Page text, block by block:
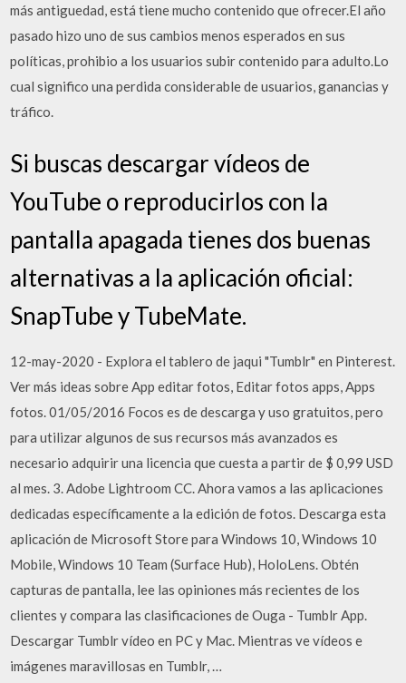
más antiguedad, está tiene mucho contenido que ofrecer.El año
pasado hizo uno de sus cambios menos esperados en sus
políticas, prohibio a los usuarios subir contenido para adulto.Lo
cual significo una perdida considerable de usuarios, ganancias y
tráfico.
Si buscas descargar vídeos de
YouTube o reproducirlos con la
pantalla apagada tienes dos buenas
alternativas a la aplicación oficial:
SnapTube y TubeMate.
12-may-2020 - Explora el tablero de jaqui "Tumblr" en Pinterest.
Ver más ideas sobre App editar fotos, Editar fotos apps, Apps
fotos. 01/05/2016 Focos es de descarga y uso gratuitos, pero
para utilizar algunos de sus recursos más avanzados es
necesario adquirir una licencia que cuesta a partir de $ 0,99 USD
al mes. 3. Adobe Lightroom CC. Ahora vamos a las aplicaciones
dedicadas específicamente a la edición de fotos. Descarga esta
aplicación de Microsoft Store para Windows 10, Windows 10
Mobile, Windows 10 Team (Surface Hub), HoloLens. Obtén
capturas de pantalla, lee las opiniones más recientes de los
clientes y compara las clasificaciones de Ouga - Tumblr App.
Descargar Tumblr vídeo en PC y Mac. Mientras ve vídeos e
imágenes maravillosas en Tumblr, …